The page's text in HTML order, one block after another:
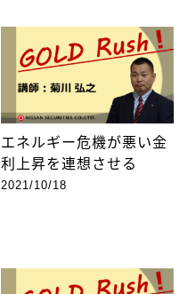
エネルギー危機が悪い金
利上昇を連想させる
2021/10/18